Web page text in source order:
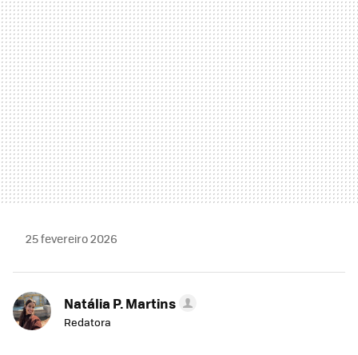
25 fevereiro 2026
Natália P. Martins
Redatora